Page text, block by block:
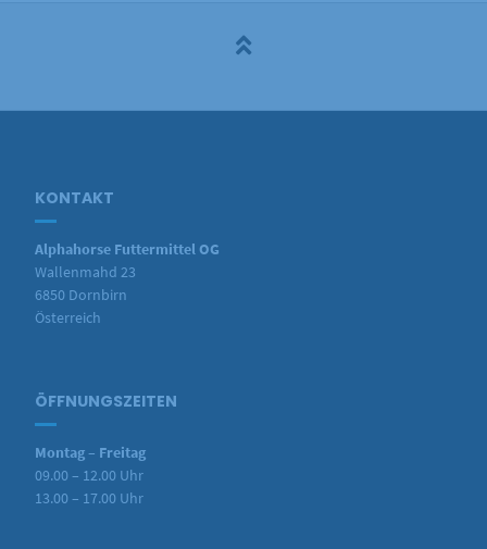
KONTAKT
Alphahorse Futtermittel OG
Wallenmahd 23
6850 Dornbirn
Österreich
ÖFFNUNGSZEITEN
Montag – Freitag
09.00 – 12.00 Uhr
13.00 – 17.00 Uhr